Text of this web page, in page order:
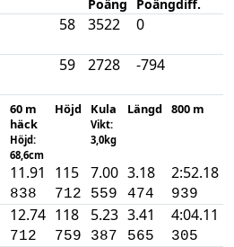
Poäng Poängdiff.
58 3522 0
59 2728 -794
60 m
häck
Höjd:
68,6cm
Höjd Kula
Vikt:
3,0kg
Längd 800 m
11.91
838
115
712
7.00
559
3.18
474
2:52.18
939
12.74
712
118
759
5.23
387
3.41
565
4:04.11
305